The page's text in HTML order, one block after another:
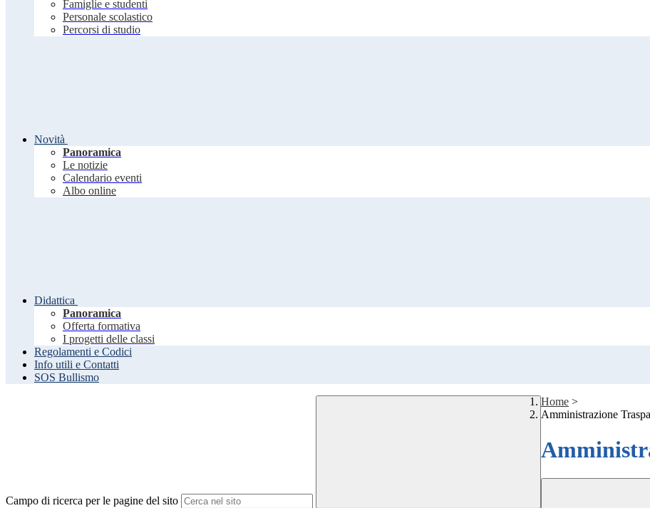
Famiglie e studenti
Personale scolastico
Percorsi di studio
Novità
Panoramica
Le notizie
Calendario eventi
Albo online
Didattica
Panoramica
Offerta formativa
I progetti delle classi
Regolamenti e Codici
Info utili e Contatti
SOS Bullismo
Campo di ricerca per le pagine del sito
Home >
Amministrazione